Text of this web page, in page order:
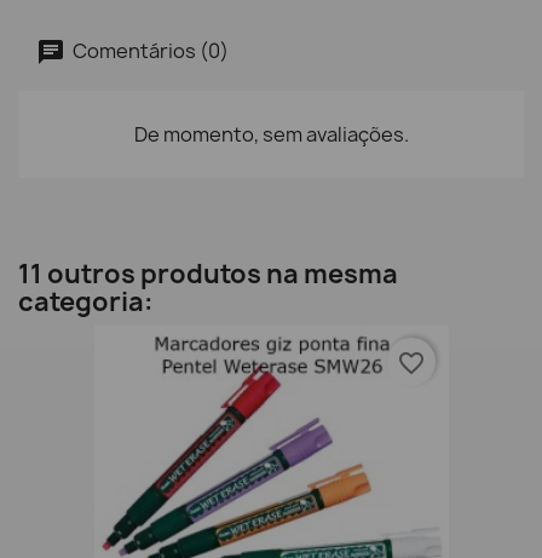
Comentários (0)
De momento, sem avaliações.
11 outros produtos na mesma
categoria:
favorite_border